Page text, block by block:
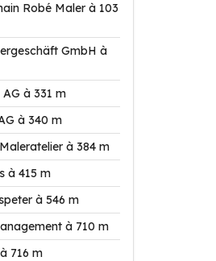
Robé Maler à 103
GmbH à
à 331 m
à 340 m
à 384 m
à 415 m
à 546 m
à 710 m
716 m